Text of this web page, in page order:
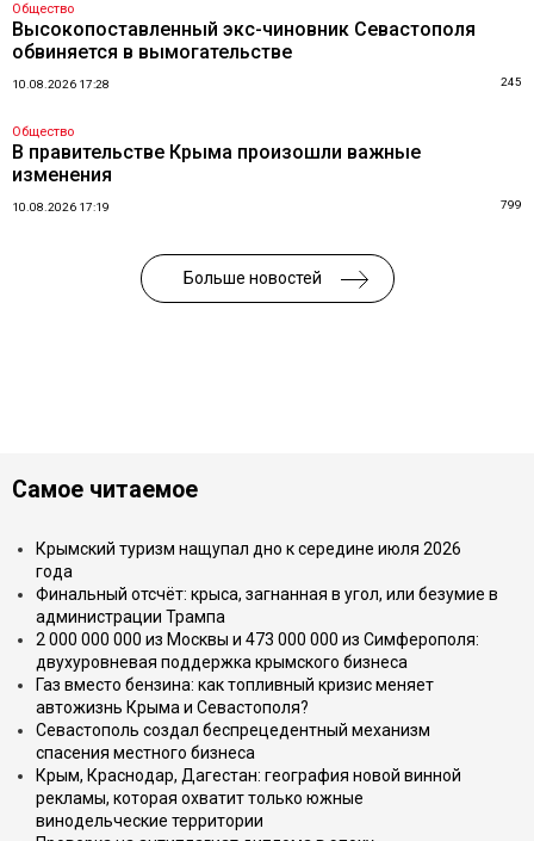
Общество
Высокопоставленный экс-чиновник Севастополя
обвиняется в вымогательстве
10.08.2026 17:28 245
Общество
В правительстве Крыма произошли важные
изменения
10.08.2026 17:19 799
Больше новостей
Самое читаемое
Крымский туризм нащупал дно к середине июля 2026
года
Финальный отсчёт: крыса, загнанная в угол, или безумие в
администрации Трампа
2 000 000 000 из Москвы и 473 000 000 из Симферополя:
двухуровневая поддержка крымского бизнеса
Газ вместо бензина: как топливный кризис меняет
автожизнь Крыма и Севастополя?
Севастополь создал беспрецедентный механизм
спасения местного бизнеса
Крым, Краснодар, Дагестан: география новой винной
рекламы, которая охватит только южные
винодельческие территории